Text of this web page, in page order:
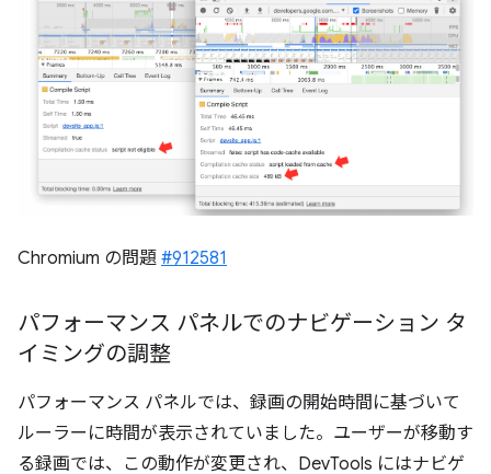
Chromium の問題 #912581
パフォーマンス パネルでのナビゲーション タ
イミングの調整
パフォーマンス パネルでは、録画の開始時間に基づいて
ルーラーに時間が表示されていました。ユーザーが移動す
る録画では、この動作が変更され、DevTools にはナビゲ